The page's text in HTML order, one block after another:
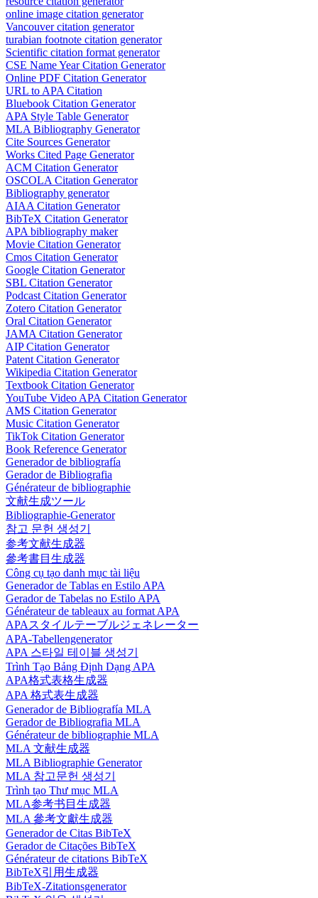
online image citation generator
Vancouver citation generator
turabian footnote citation generator
Scientific citation format generator
CSE Name Year Citation Generator
Online PDF Citation Generator
URL to APA Citation
Bluebook Citation Generator
APA Style Table Generator
MLA Bibliography Generator
Cite Sources Generator
Works Cited Page Generator
ACM Citation Generator
OSCOLA Citation Generator
Bibliography generator
AIAA Citation Generator
BibTeX Citation Generator
APA bibliography maker
Movie Citation Generator
Cmos Citation Generator
Google Citation Generator
SBL Citation Generator
Podcast Citation Generator
Zotero Citation Generator
Oral Citation Generator
JAMA Citation Generator
AIP Citation Generator
Patent Citation Generator
Wikipedia Citation Generator
Textbook Citation Generator
YouTube Video APA Citation Generator
AMS Citation Generator
Music Citation Generator
TikTok Citation Generator
Book Reference Generator
Generador de bibliografía
Gerador de Bibliografia
Générateur de bibliographie
文献生成ツール
Bibliographie-Generator
참고 문헌 생성기
参考文献生成器
參考書目生成器
Công cụ tạo danh mục tài liệu
Generador de Tablas en Estilo APA
Gerador de Tabelas no Estilo APA
Générateur de tableaux au format APA
APAスタイルテーブルジェネレーター
APA-Tabellengenerator
APA 스타일 테이블 생성기
Trình Tạo Bảng Định Dạng APA
APA格式表格生成器
APA 格式表生成器
Generador de Bibliografía MLA
Gerador de Bibliografia MLA
Générateur de bibliographie MLA
MLA 文献生成器
MLA Bibliographie Generator
MLA 참고문헌 생성기
Trình tạo Thư mục MLA
MLA参考书目生成器
MLA 參考文獻生成器
Generador de Citas BibTeX
Gerador de Citações BibTeX
Générateur de citations BibTeX
BibTeX引用生成器
BibTeX-Zitationsgenerator